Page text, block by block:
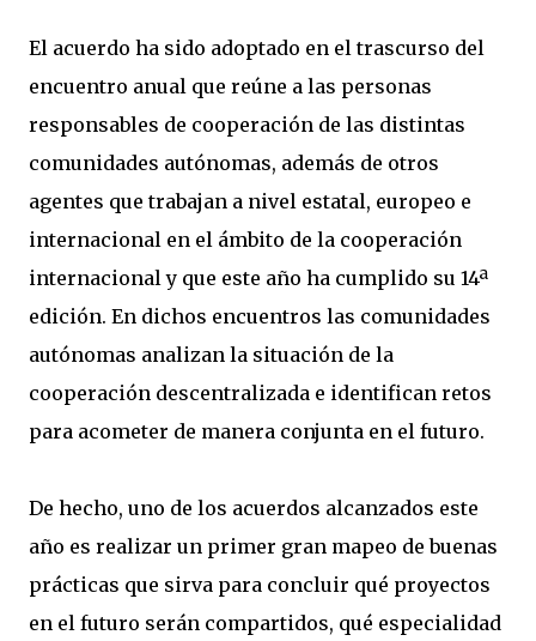
El acuerdo ha sido adoptado en el trascurso del
encuentro anual que reúne a las personas
responsables de cooperación de las distintas
comunidades autónomas, además de otros
agentes que trabajan a nivel estatal, europeo e
internacional en el ámbito de la cooperación
internacional y que este año ha cumplido su 14ª
edición. En dichos encuentros las comunidades
autónomas analizan la situación de la
cooperación descentralizada e identifican retos
para acometer de manera conjunta en el futuro.
De hecho, uno de los acuerdos alcanzados este
año es realizar un primer gran mapeo de buenas
prácticas que sirva para concluir qué proyectos
en el futuro serán compartidos, qué especialidad